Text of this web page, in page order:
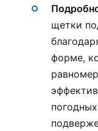
щетки
форме,